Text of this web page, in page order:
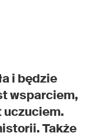
i będzie
wsparciem,
uczuciem.
Także